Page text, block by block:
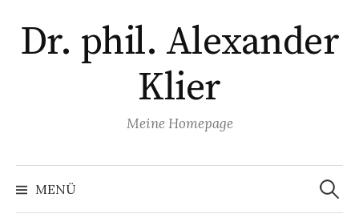
Inhalt
überspringen
Dr. phil. Alexander
Klier
Meine Homepage
MENÜ
Suchen
nach: